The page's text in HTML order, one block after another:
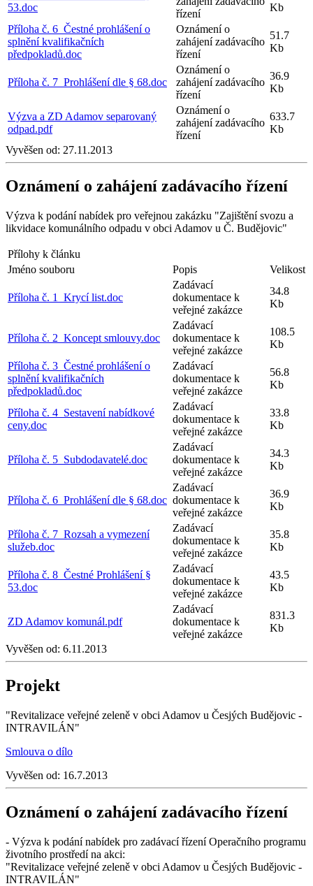
53.doc
řízení
Kb
Příloha č. 6_Čestné prohlášení o
splnění kvalifikačních
předpokladů.doc
Oznámení o
zahájení zadávacího
řízení
51.7
Kb
Příloha č. 7_Prohlášení dle § 68.doc
Oznámení o
zahájení zadávacího
řízení
36.9
Kb
Výzva a ZD Adamov separovaný
odpad.pdf
Oznámení o
zahájení zadávacího
řízení
633.7
Kb
Vyvěšen od: 27.11.2013
Oznámení o zahájení zadávacího řízení
Výzva k podání nabídek pro veřejnou zakázku "Zajištění svozu a
likvidace komunálního odpadu v obci Adamov u Č. Budějovic"
Přílohy k článku
Jméno souboru
Popis Velikost
Příloha č. 1_Krycí list.doc
Zadávací
dokumentace k
veřejné zakázce
34.8
Kb
Příloha č. 2_Koncept smlouvy.doc
Zadávací
dokumentace k
veřejné zakázce
108.5
Kb
Příloha č. 3_Čestné prohlášení o
splnění kvalifikačních
předpokladů.doc
Zadávací
dokumentace k
veřejné zakázce
56.8
Kb
Příloha č. 4_Sestavení nabídkové
ceny.doc
Zadávací
dokumentace k
veřejné zakázce
33.8
Kb
Příloha č. 5_Subdodavatelé.doc
Zadávací
dokumentace k
veřejné zakázce
34.3
Kb
Příloha č. 6_Prohlášení dle § 68.doc
Zadávací
dokumentace k
veřejné zakázce
36.9
Kb
Příloha č. 7_Rozsah a vymezení
služeb.doc
Zadávací
dokumentace k
veřejné zakázce
35.8
Kb
Příloha č. 8_Čestné Prohlášení §
53.doc
Zadávací
dokumentace k
veřejné zakázce
43.5
Kb
ZD Adamov komunál.pdf
Zadávací
dokumentace k
veřejné zakázce
831.3
Kb
Vyvěšen od: 6.11.2013
Projekt
"Revitalizace veřejné zeleně v obci Adamov u Česjých Budějovic -
INTRAVILÁN"
Smlouva o dílo
Vyvěšen od: 16.7.2013
Oznámení o zahájení zadávacího řízení
- Výzva k podání nabídek pro zadávací řízení Operačního programu
životního prostředí na akci:
"Revitalizace veřejné zeleně v obci Adamov u Česjých Budějovic -
INTRAVILÁN"